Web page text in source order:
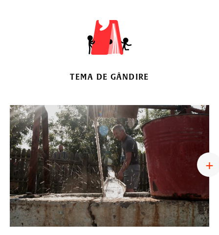
TEMA DE GÂNDIRE